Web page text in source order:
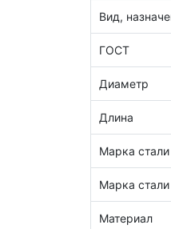
Вид,
ГОСТ
Диаметр
Длина
Марка
Марка
Материал